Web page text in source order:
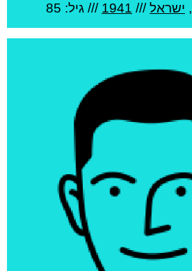
, ישראל///
1941 /// גיל: 85